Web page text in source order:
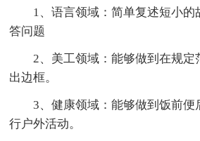
1、语言领域：简单复述短小的
答问题
2、美工领域：能够做到在规定
出边框。
3、健康领域：能够做到饭前便
行户外活动。